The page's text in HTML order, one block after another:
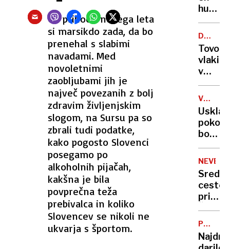
Ob prihodu novega leta
si marsikdo zada, da bo
prenehal s slabimi
navadami. Med
novoletnimi
zaobljubami jih je
največ povezanih z bolj
zdravim življenjskim
slogom, na Sursu pa so
zbrali tudi podatke,
kako pogosto Slovenci
posegamo po
alkoholnih pijačah,
kakšna je bila
povprečna teža
prebivalca in koliko
Slovencev se nikoli ne
ukvarja s športom.
na
hudo
otrok,
ki
mu
je v
rokah
raketa
NAČRT
vlaki
v
mimo
centra
V
bo
več
kot
Kaj
še
prinaša
leto
2025?
Sredi
ceste
pri
velika
skala